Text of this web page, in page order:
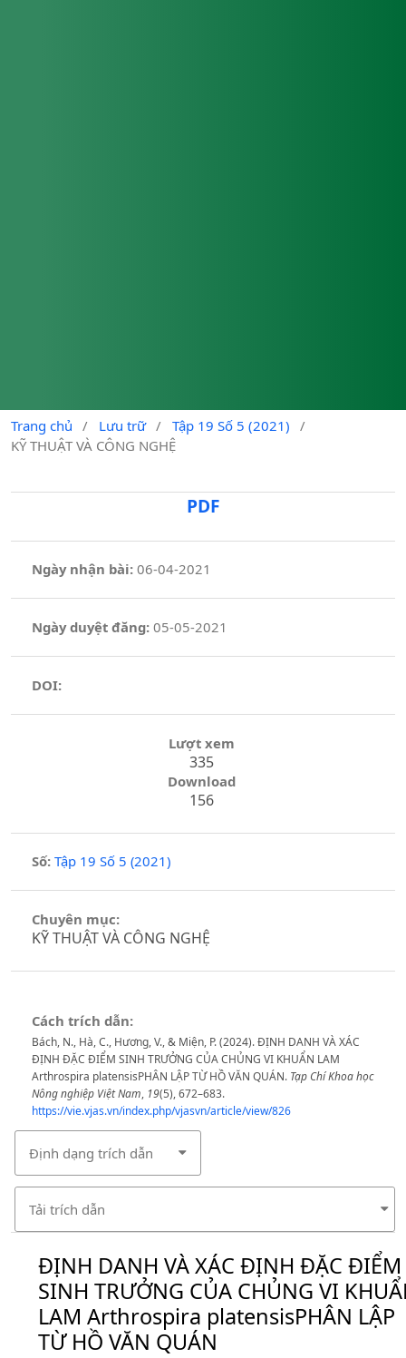
Trang chủ / Lưu trữ / Tập 19 Số 5 (2021)
/
KỸ THUẬT VÀ CÔNG NGHỆ
PDF
Ngày nhận bài: 06-04-2021
Ngày duyệt đăng:05-05-2021
DOI:
Lượt xem
335
Download
156
Số: Tập 19 Số 5 (2021)
Chuyên mục:
KỸ THUẬT VÀ CÔNG NGHỆ
Cách trích dẫn:
Bách, N., Hà, C., Hương, V., & Miện, P. (2024). ĐỊNH DANH VÀ XÁC
ĐỊNH ĐẶC ĐIỂM SINH TRƯỞNG CỦA CHỦNG VI KHUẨN LAM
Arthrospira platensisPHÂN LẬP TỪ HỒ VĂN QUÁN. Tạp Chí Khoa học
Nông nghiệp Việt Nam, 19(5), 672–683.
https://vie.vjas.vn/index.php/vjasvn/article/view/826
Định dạng trích dẫn
Tải trích dẫn
ĐỊNH DANH VÀ XÁC ĐỊNH ĐẶC ĐIỂM
SINH TRƯỞNG CỦA CHỦNG VI
LAM Arthrospira platensisPHÂN LẬP
TỪ HỒ VĂN QUÁN